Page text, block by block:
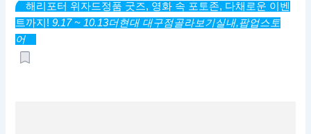
해리포터 위자드정품 굿즈, 영화 속 포토존, 다채로운 이벤
트까지!9.17 ~ 10.13더현대 대구점골라보기실내,팝업스토
어